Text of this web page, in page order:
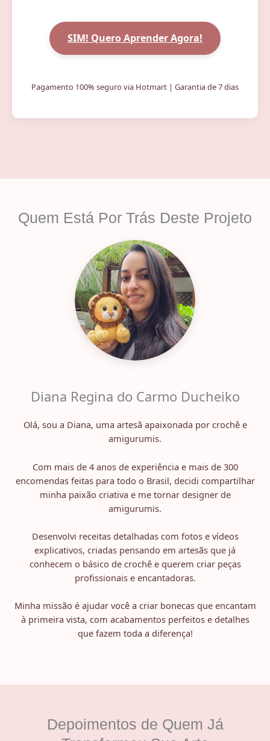
SIM! Quero Aprender Agora!
Pagamento 100% seguro via Hotmart | Garantia de 7 dias
Quem Está Por Trás Deste Projeto
Diana Regina do Carmo Ducheiko
Olá, sou a Diana, uma artesã apaixonada por crochê e
amigurumis.
Com mais de 4 anos de experiência e mais de 300
encomendas feitas para todo o Brasil, decidi compartilhar
minha paixão criativa e me tornar designer de
amigurumis.
Desenvolvi receitas detalhadas com fotos e vídeos
explicativos, criadas pensando em artesãs que já
conhecem o básico de crochê e querem criar peças
profissionais e encantadoras.
Minha missão é ajudar você a criar bonecas que encantam
à primeira vista, com acabamentos perfeitos e detalhes
que fazem toda a diferença!
Depoimentos de Quem Já